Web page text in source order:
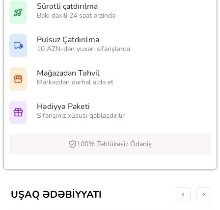
Sürətli çatdırılma
Bakı daxili 24 saat ərzində
Pulsuz Çatdırılma
10 AZN-dən yuxarı sifarişlərdə
Mağazadan Təhvil
Mərkəzdən dərhal əldə et
Hədiyyə Paketi
Sifarişiniz xüsusi qablaşdırılır
100% Təhlükəsiz Ödəniş
UŞAQ ƏDƏBIYYATI